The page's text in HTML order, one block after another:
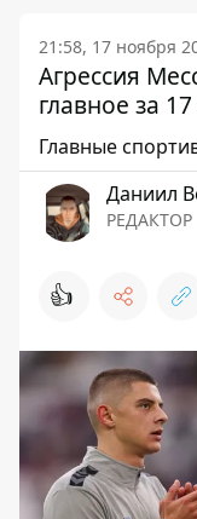
21:58, 17 ноября
Агрессия
главное за
Главные
Даниил
РЕДАКТОР
👍